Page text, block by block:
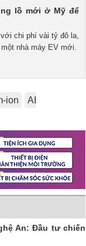
lồ mới ở Mỹ để
chi phí vài tỷ đô la,
nhà máy EV mới.
ion
AI
An: Đầu tư chiến